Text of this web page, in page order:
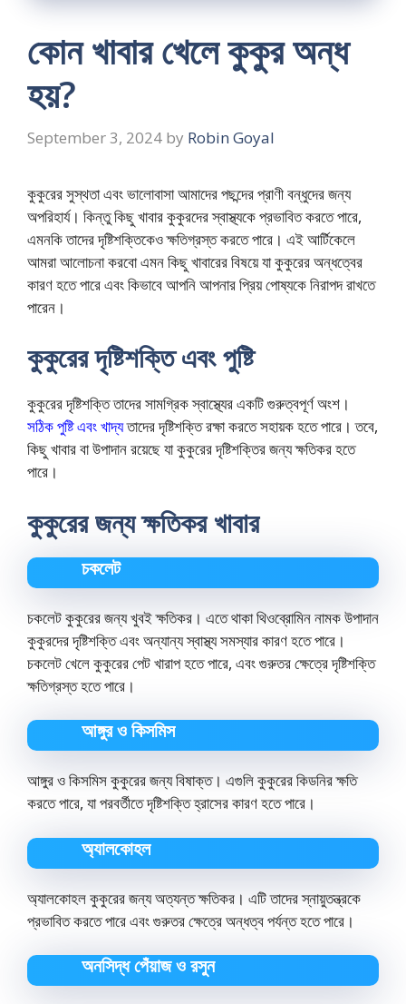
কোন খাবার খেলে কুকুর অন্ধ
হয়?
September 3, 2024 by Robin Goyal
কুকুরের সুস্থতা এবং ভালোবাসা আমাদের পছন্দের প্রাণী বন্ধুদের জন্য
অপরিহার্য। কিন্তু কিছু খাবার কুকুরদের স্বাস্থ্যকে প্রভাবিত করতে পারে,
এমনকি তাদের দৃষ্টিশক্তিকেও ক্ষতিগ্রস্ত করতে পারে। এই আর্টিকেলে
আমরা আলোচনা করবো এমন কিছু খাবারের বিষয়ে যা কুকুরের অন্ধত্বের
কারণ হতে পারে এবং কিভাবে আপনি আপনার প্রিয় পোষ্যকে নিরাপদ রাখতে
পারেন।
কুকুরের দৃষ্টিশক্তি এবং পুষ্টি
কুকুরের দৃষ্টিশক্তি তাদের সামগ্রিক স্বাস্থ্যের একটি গুরুত্বপূর্ণ অংশ।
সঠিক পুষ্টি এবং খাদ্যতাদের দৃষ্টিশক্তি রক্ষা করতে সহায়ক হতে পারে। তবে,
কিছু খাবার বা উপাদান রয়েছে যা কুকুরের দৃষ্টিশক্তির জন্য ক্ষতিকর হতে
পারে।
কুকুরের জন্য ক্ষতিকর খাবার
চকলেট
চকলেট কুকুরের জন্য খুবই ক্ষতিকর। এতে থাকা থিওব্রোমিন নামক উপাদান
কুকুরদের দৃষ্টিশক্তি এবং অন্যান্য স্বাস্থ্য সমস্যার কারণ হতে পারে।
চকলেট খেলে কুকুরের পেট খারাপ হতে পারে, এবং গুরুতর ক্ষেত্রে দৃষ্টিশক্তি
ক্ষতিগ্রস্ত হতে পারে।
আঙ্গুর ও কিসমিস
আঙ্গুর ও কিসমিস কুকুরের জন্য বিষাক্ত। এগুলি কুকুরের কিডনির ক্ষতি
করতে পারে, যা পরবর্তীতে দৃষ্টিশক্তি হ্রাসের কারণ হতে পারে।
অ্যালকোহল
অ্যালকোহল কুকুরের জন্য অত্যন্ত ক্ষতিকর। এটি তাদের স্নায়ুতন্ত্রকে
প্রভাবিত করতে পারে এবং গুরুতর ক্ষেত্রে অন্ধত্ব পর্যন্ত হতে পারে।
অনসিদ্ধ পেঁয়াজ ও রসুন